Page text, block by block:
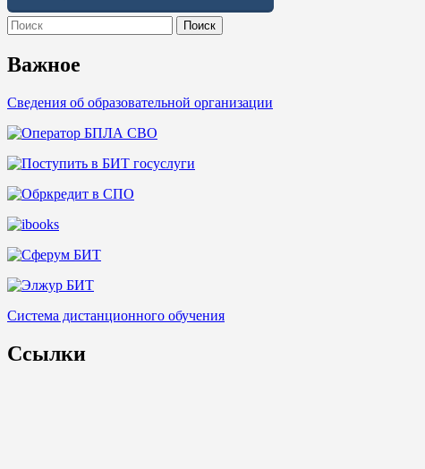
Search
for:
Важное
Сведения об образовательной организации
Система дистанционного обучения
Ссылки